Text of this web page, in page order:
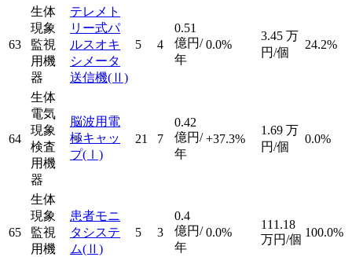
63
生体
現象
監視
用機
器
テレメト
リー式パ
ルスオキ
シメータ
送信機(Ⅱ)
5 4
0.51
億円/
年
0.0%
3.45 万
円/個
24.2%
64
生体
電気
現象
検査
用機
器
脳波用電
極キャッ
プ(Ⅰ)
21 7
0.42
億円/
年
+37.3%
1.69 万
円/個
0.0%
65
生体
現象
監視
用機
患者モニ
タシステ
ム(Ⅱ)
5 3
0.4
億円/
年
0.0%
111.18
万円/個
100.0%